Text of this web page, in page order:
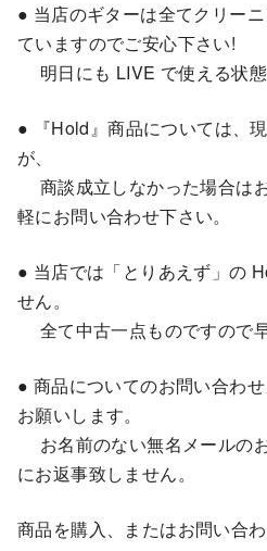
● 当店のギターは全てクリー
ていますのでご安心下さい!
明日にも LIVE で使える状態
● 『Hold』商品については、
が、
商談成立しなかった場合は
軽にお問い合わせ下さい。
● 当店では「とりあえず」の
せん。
全て中古一点ものですので早
● 商品についてのお問い合わ
お願いします。
お名前のない無名メールの
にお返事致しません。
商品を購入、またはお問い合